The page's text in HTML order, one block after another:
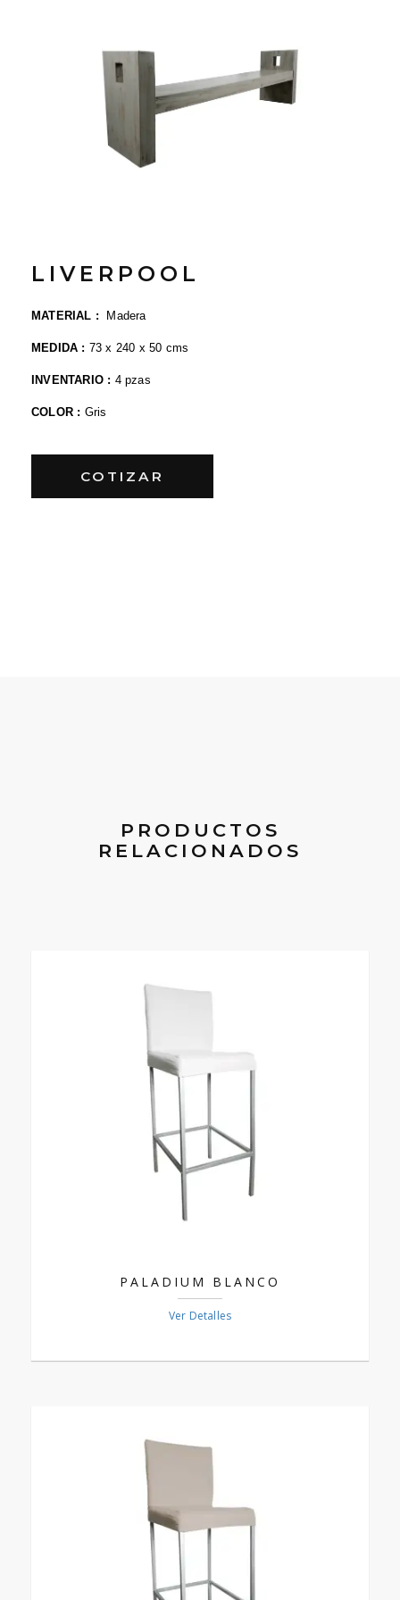
LIVERPOOL
MATERIAL : Madera
MEDIDA : 73 x 240 x 50 cms
INVENTARIO : 4pzas
COLOR : Gris
COTIZAR
PRODUCTOS
RELACIONADOS
PALADIUM BLANCO
Ver Detalles